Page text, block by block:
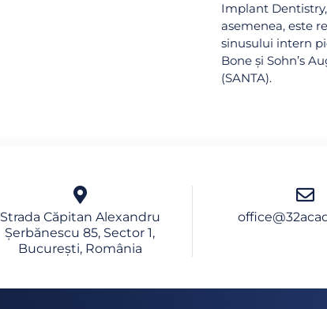
Implant
asemenea, este
sinusului intern
Bone și Sohn’s
(SANTA).
Strada Căpitan Alexandru
Șerbănescu 85, Sector 1,
București, România